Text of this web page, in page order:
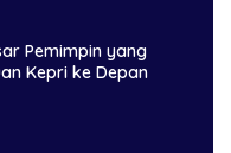
Pemimpin yang
Kepri ke Depan